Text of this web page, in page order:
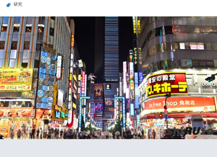
研究